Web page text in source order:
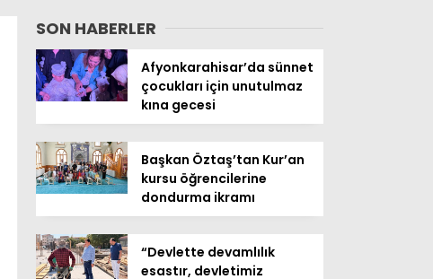
SON HABERLER
Afyonkarahisar’da sünnet
çocukları için unutulmaz
kına gecesi
Başkan Öztaş’tan Kur’an
kursu öğrencilerine
dondurma ikramı
“Devlette devamlılık
esastır, devletimiz